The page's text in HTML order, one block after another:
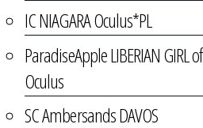
IC NIAGARA Oculus*PL
ParadiseApple LIBERIAN GIRL of
Oculus
SC Ambersands DAVOS